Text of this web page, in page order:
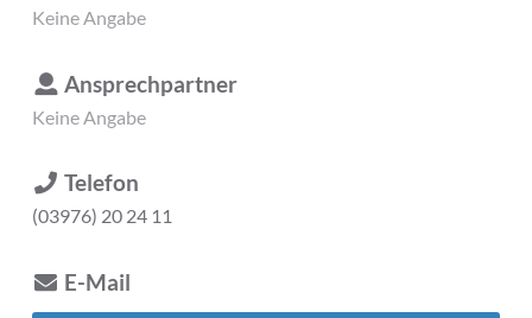
Keine Angabe
Ansprechpartner
Keine Angabe
Telefon
(03976) 20 24 11
E-Mail